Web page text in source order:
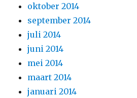
oktober 2014
september 2014
juli 2014
juni 2014
mei 2014
maart 2014
januari 2014